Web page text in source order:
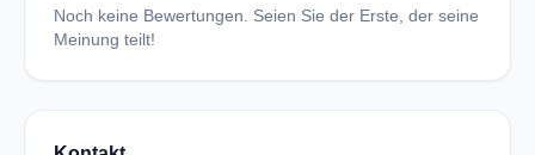
Noch keine Bewertungen. Seien Sie der Erste, der seine
Meinung teilt!